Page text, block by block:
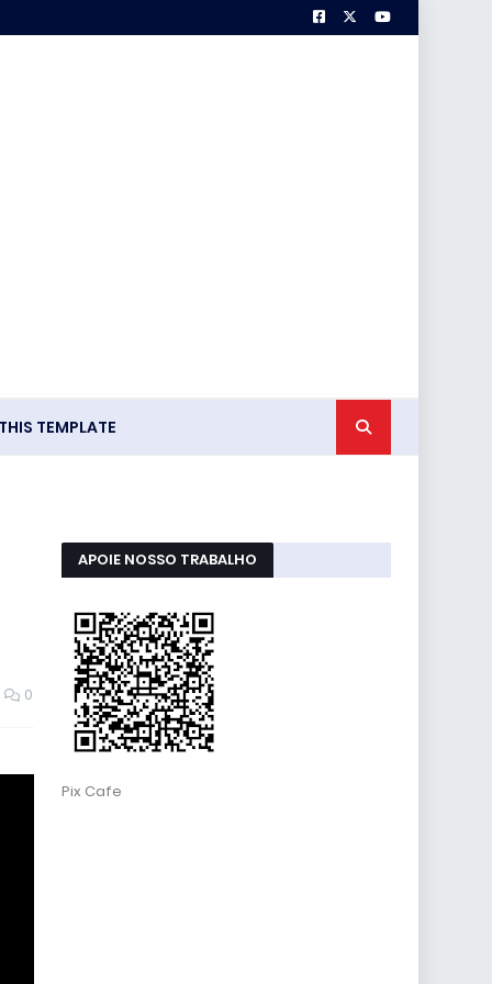
TEMPLATE
0
APOIE NOSSO TRABALHO
Pix Cafe